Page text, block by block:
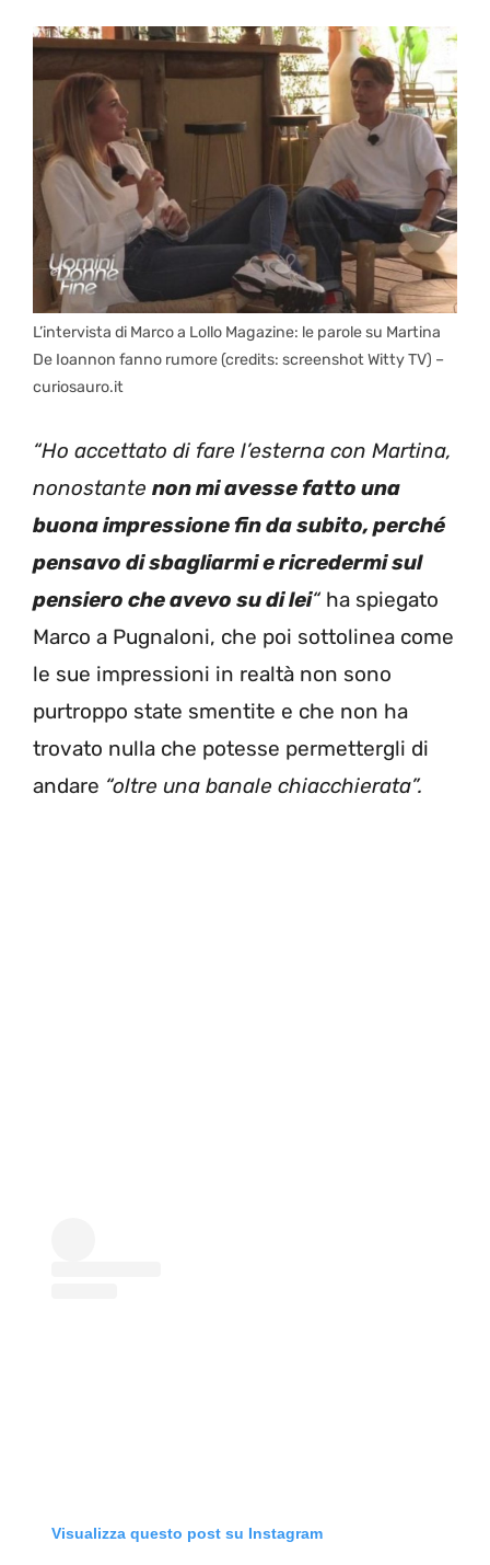
L’intervista di Marco a Lollo Magazine: le parole su Martina
De Ioannon fanno rumore (credits: screenshot Witty TV) –
curiosauro.it
“Ho accettato di fare l’esterna con Martina,
nonostante non mi avesse fatto una
buona impressione fin da subito, perché
pensavo di sbagliarmi e ricredermi sul
pensiero che avevo su di lei“ ha spiegato
Marco a Pugnaloni, che poi sottolinea come
le sue impressioni in realtà non sono
purtroppo state smentite e che non ha
trovato nulla che potesse permettergli di
andare “oltre una banale chiacchierata”.
Visualizza questo post su Instagram